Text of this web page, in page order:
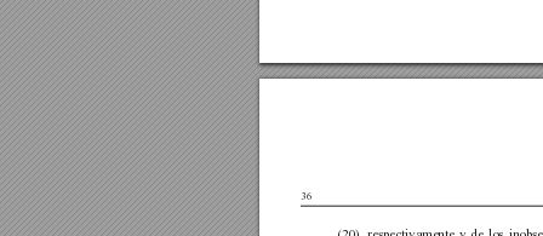
36